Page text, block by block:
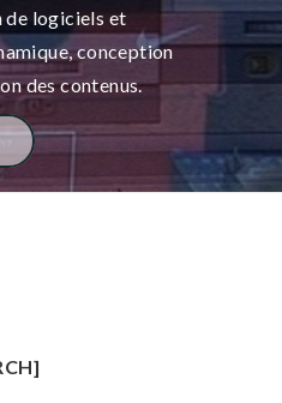
de logiciels et
conception
des contenus.